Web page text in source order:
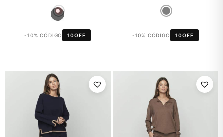
-10% CÓDIGO 10OFF -10% CÓDIGO 10OFF